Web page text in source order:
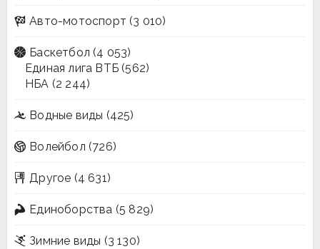
Авто-мотоспорт (3 010)
Баскетбол (4 053)
Единая лига ВТБ (562)
НБА (2 244)
Водные виды (425)
Волейбол (726)
Другое (4 631)
Единоборства (5 829)
Зимние виды (3 130)